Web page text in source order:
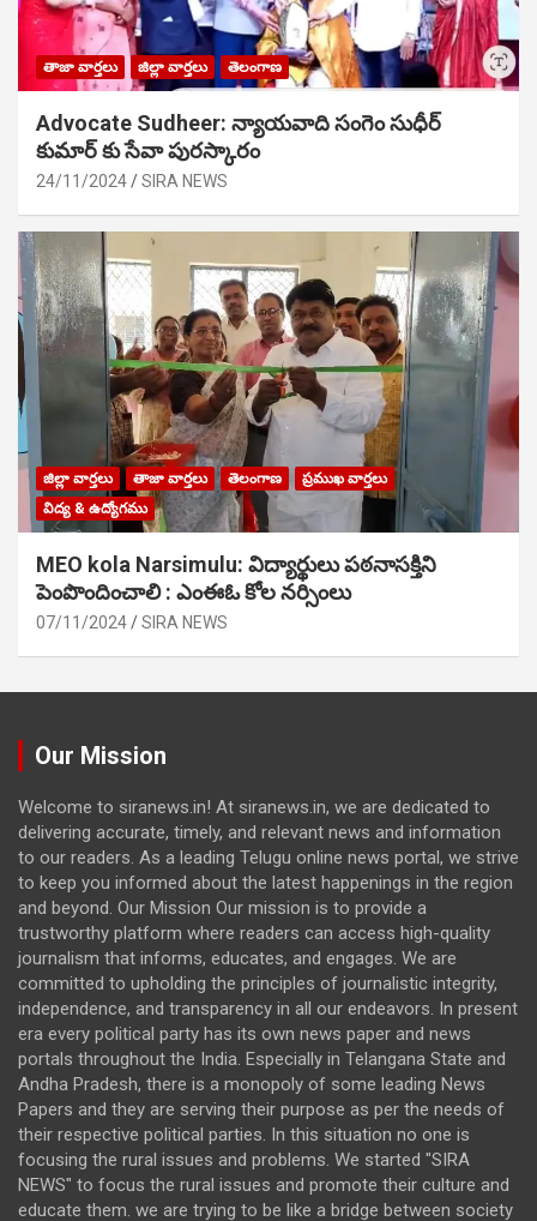
తాజా వార్తలు జిల్లా వార్తలు తెలంగాణ
Advocate Sudheer: న్యాయవాది సంగెం సుధీర్
కుమార్ కు సేవా పురస్కారం
24/11/2024 SIRA NEWS
జిల్లా వార్తలు తాజా వార్తలు తెలంగాణ
ప్రముఖ వార్తలు
విద్య & ఉద్యోగము
MEO kola Narsimulu: విద్యార్థులు పఠ‌నాసక్తిని
పెంపొందించాలి : ఎంఈఓ కోల నర్సింలు
07/11/2024 SIRA NEWS
Our Mission
Welcome to siranews.in! At siranews.in, we are dedicated to
delivering accurate, timely, and relevant news and information
to our readers. As a leading Telugu online news portal, we strive
to keep you informed about the latest happenings in the region
and beyond. Our Mission Our mission is to provide a
trustworthy platform where readers can access high-quality
journalism that informs, educates, and engages. We are
committed to upholding the principles of journalistic integrity,
independence, and transparency in all our endeavors. In present
era every political party has its own news paper and news
portals throughout the India. Especially in Telangana State and
Andha Pradesh, there is a monopoly of some leading News
Papers and they are serving their purpose as per the needs of
their respective political parties. In this situation no one is
focusing the rural issues and problems. We started "SIRA
NEWS" to focus the rural issues and promote their culture and
educate them. we are trying to be like a bridge between society